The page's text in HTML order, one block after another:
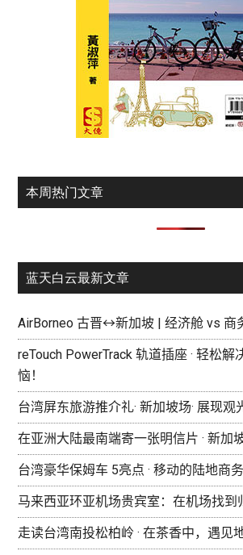
本周热门文章
蓝天白云最新文章
AirBorneo 古晋↔新加坡 | 经济舱 vs 商
reTouch PowerTrack 轨道插座 · 轻松解
恼！
台湾屏东旅游推介礼· 新加坡场· 展现
在亚洲大陆最南端寄一张明信片 · 新加
台湾豪华保姆车 5亮点 · 移动的陆地商
马来西亚环亚机场贵宾室：在机场找到
走读台湾南投松柏岭 · 在茶香中，遇见